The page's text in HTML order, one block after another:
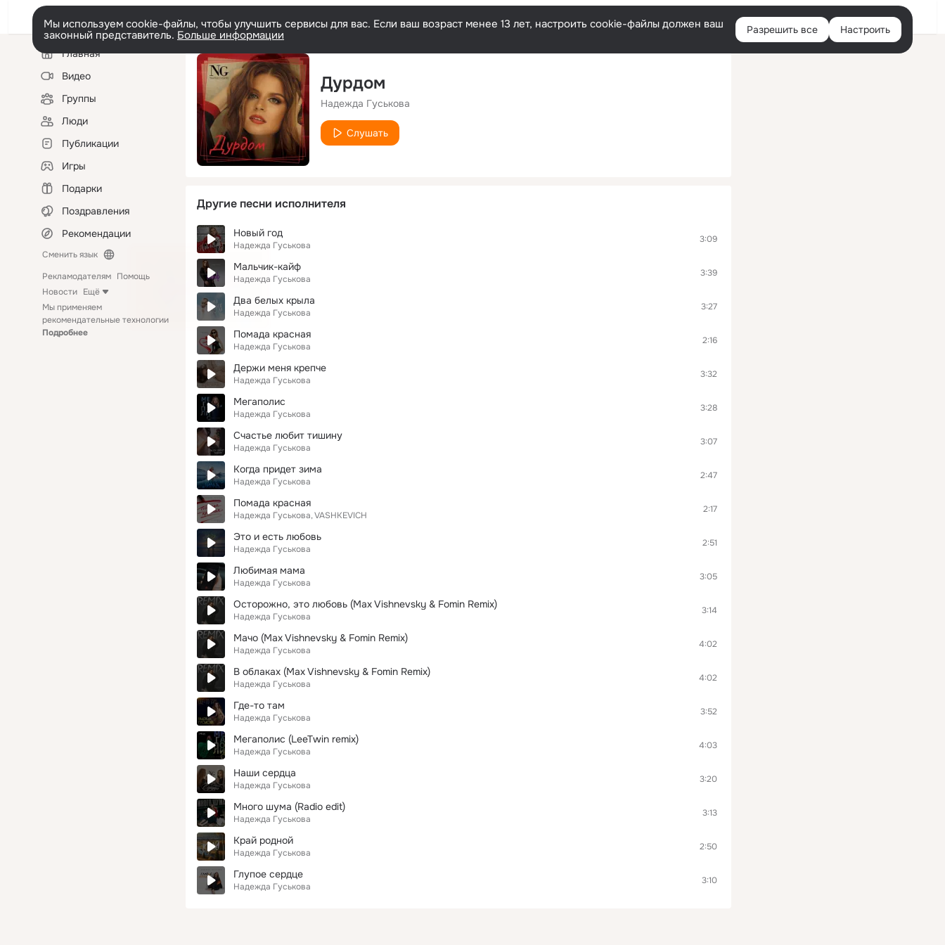
Войти
Мы используем cookie-файлы, чтобы улучшить сервисы для вас. Если ваш возраст менее 13 лет, настроить cookie-файлы должен ваш
законный представитель. Больше информации Разрешить все Настроить
Левая
колонкаГлавная
Видео
Группы
Люди
Публикации
Игры
Подарки
Поздравления
Рекомендации
Сменить язык
Рекламодателям Помощь
Новости Ещё
Мы применяем
рекомендательные технологии
Подробнее
Дурдом
Надежда Гуськова
Слушать
Другие песни исполнителя
Новый год
Надежда Гуськова
3:09
Мальчик-кайф
Надежда Гуськова
3:39
Два белых крыла
Надежда Гуськова
3:27
Помада красная
Надежда Гуськова
2:16
Держи меня крепче
Надежда Гуськова
3:32
Мегаполис
Надежда Гуськова
3:28
Счастье любит тишину
Надежда Гуськова
3:07
Когда придет зима
Надежда Гуськова
2:47
Помада красная
Надежда Гуськова VASHKEVICH
2:17
Это и есть любовь
Надежда Гуськова
2:51
Любимая мама
Надежда Гуськова
3:05
Осторожно, это любовь (Max Vishnevsky & Fomin Remix)
Надежда Гуськова
3:14
Мачо (Max Vishnevsky & Fomin Remix)
Надежда Гуськова
4:02
В облаках (Max Vishnevsky & Fomin Remix)
Надежда Гуськова
4:02
Где-то там
Надежда Гуськова
3:52
Мегаполис (LeeTwin remix)
Надежда Гуськова
4:03
Наши сердца
Надежда Гуськова
3:20
Много шума (Radio edit)
Надежда Гуськова
3:13
Край родной
Надежда Гуськова
2:50
Глупое сердце
Надежда Гуськова
3:10